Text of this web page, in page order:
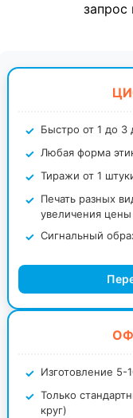
запрос
Быстро от 1 до 3
Любая форма
Тиражи от 1
Печать разных
увеличения цены
Сигнальный
Изготовление 5-
Только
круг)